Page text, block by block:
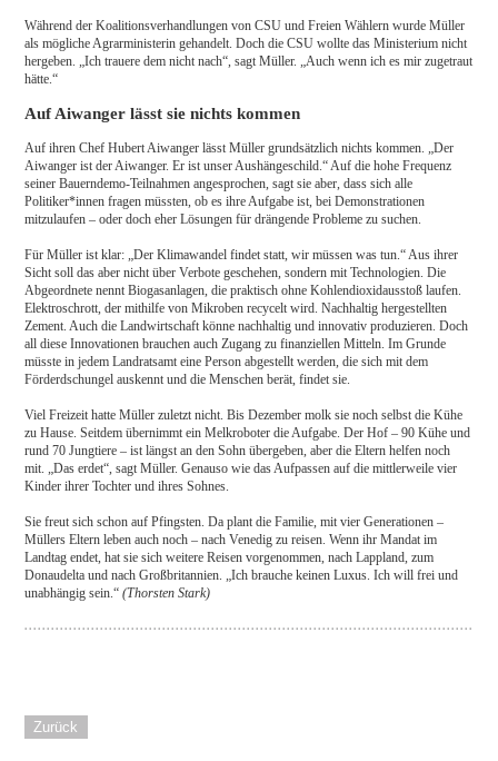
Während der Koalitionsverhandlungen von CSU und Freien Wählern wurde Müller
als mögliche Agrarministerin gehandelt. Doch die CSU wollte das Ministerium nicht
hergeben. „Ich trauere dem nicht nach“, sagt Müller. „Auch wenn ich es mir zugetraut
hätte.“
Auf Aiwanger lässt sie nichts kommen
Auf ihren Chef Hubert Aiwanger lässt Müller grundsätzlich nichts kommen. „Der
Aiwanger ist der Aiwanger. Er ist unser Aushängeschild.“ Auf die hohe Frequenz
seiner Bauerndemo-Teilnahmen angesprochen, sagt sie aber, dass sich alle
Politiker*innen fragen müssten, ob es ihre Aufgabe ist, bei Demonstrationen
mitzulaufen – oder doch eher Lösungen für drängende Probleme zu suchen.
Für Müller ist klar: „Der Klimawandel findet statt, wir müssen was tun.“ Aus ihrer
Sicht soll das aber nicht über Verbote geschehen, sondern mit Technologien. Die
Abgeordnete nennt Biogasanlagen, die praktisch ohne Kohlendioxidausstoß laufen.
Elektroschrott, der mithilfe von Mikroben recycelt wird. Nachhaltig hergestellten
Zement. Auch die Landwirtschaft könne nachhaltig und innovativ produzieren. Doch
all diese Innovationen brauchen auch Zugang zu finanziellen Mitteln. Im Grunde
müsste in jedem Landratsamt eine Person abgestellt werden, die sich mit dem
Förderdschungel auskennt und die Menschen berät, findet sie.
Viel Freizeit hatte Müller zuletzt nicht. Bis Dezember molk sie noch selbst die Kühe
zu Hause. Seitdem übernimmt ein Melkroboter die Aufgabe. Der Hof – 90 Kühe und
rund 70 Jungtiere – ist längst an den Sohn übergeben, aber die Eltern helfen noch
mit. „Das erdet“, sagt Müller. Genauso wie das Aufpassen auf die mittlerweile vier
Kinder ihrer Tochter und ihres Sohnes.
Sie freut sich schon auf Pfingsten. Da plant die Familie, mit vier Generationen –
Müllers Eltern leben auch noch – nach Venedig zu reisen. Wenn ihr Mandat im
Landtag endet, hat sie sich weitere Reisen vorgenommen, nach Lappland, zum
Donaudelta und nach Großbritannien. „Ich brauche keinen Luxus. Ich will frei und
unabhängig sein.“(Thorsten Stark)
Zurück